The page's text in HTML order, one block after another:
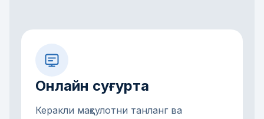
Онлайн суғурта
Керакли маҳсулотни танланг ва